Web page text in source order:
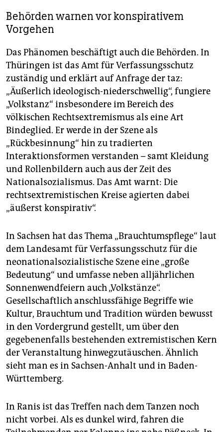
Behörden warnen vor konspirativem
Vorgehen
Das Phänomen beschäftigt auch die Behörden. In
Thüringen ist das Amt für Verfassungsschutz
zuständig und erklärt auf Anfrage der taz:
„Äußerlich ideologisch-niederschwellig“, fungiere
„Volkstanz“ insbesondere im Bereich des
völkischen Rechtsextremismus als eine Art
Bindeglied. Er werde in der Szene als
„Rückbesinnung“ hin zu tradierten
Interaktionsformen verstanden – samt Kleidung
und Rollenbildern auch aus der Zeit des
Nationalsozialismus. Das Amt warnt: Die
rechtsextremistischen Kreise agierten dabei
„äußerst konspirativ“.
In Sachsen hat das Thema „Brauchtumspflege“ laut
dem Landesamt für Verfassungsschutz für die
neonationalsozialistische Szene eine „große
Bedeutung“ und umfasse neben alljährlichen
Sonnenwendfeiern auch „Volkstänze“.
Gesellschaftlich anschlussfähige Begriffe wie
Kultur, Brauchtum und Tradition würden bewusst
in den Vordergrund gestellt, um über den
gegebenenfalls bestehenden extremistischen Kern
der Veranstaltung hinwegzutäuschen. Ähnlich
sieht man es in Sachsen-Anhalt und in Baden-
Württemberg.
In Ranis ist das Treffen nach dem Tanzen noch
nicht vorbei. Als es dunkel wird, fahren die